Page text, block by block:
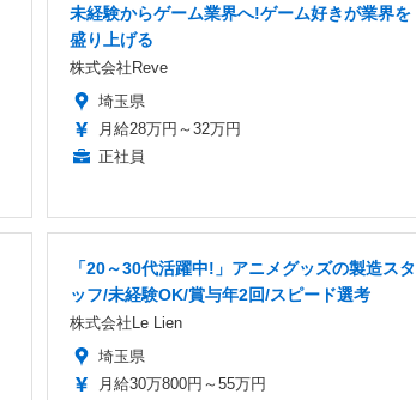
未経験からゲーム業界へ!ゲーム好きが業界を
盛り上げる
株式会社Reve
埼玉県
月給28万円～32万円
正社員
「20～30代活躍中!」アニメグッズの製造スタ
ッフ/未経験OK/賞与年2回/スピード選考
株式会社Le Lien
埼玉県
月給30万800円～55万円